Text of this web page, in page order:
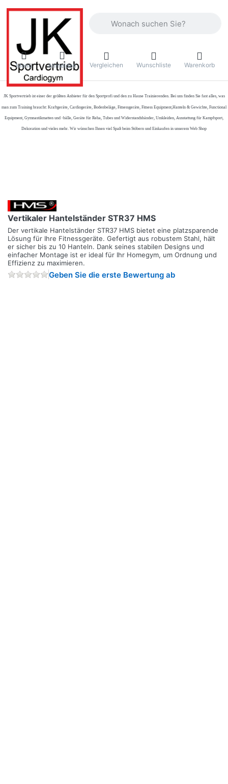
Menü Anmelden Vergleichen Wunschliste Warenkorb
JK Sportvertrieb ist einer der größten Anbieter für den Sportprofi und den zu Hause Trainierenden. Bei uns finden Sie fast alles, was
man zum Training braucht: Kraftgeräte, Cardiogeräte, Bodenbeläge, Fitnessgeräte, Fitness Equipment,Hanteln & Gewichte, Functional
Equipment, Gymnastikmatten und -bälle, Geräte für Reha, Tubes und Widerstandsbänder, Umkleiden, Ausstattung für Kampfsport,
Dekoration und vieles mehr. Wir wünschen Ihnen viel Spaß beim Stöbern und Einkaufen in unserem Web Shop
Vertikaler Hantelständer STR37 HMS
Der vertikale Hantelständer STR37 HMS bietet eine platzsparende
Lösung für Ihre Fitnessgeräte. Gefertigt aus robustem Stahl, hält
er sicher bis zu 10 Hanteln. Dank seines stabilen Designs und
einfacher Montage ist er ideal für Ihr Homegym, um Ordnung und
Effizienz zu maximieren.
Geben Sie die erste Bewertung ab